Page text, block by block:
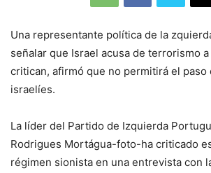
Una representante política de la
señalar que Israel acusa de terrorismo
critican, afirmó que no permitirá el paso
israelíes.
La líder del Partido de Izquierda
Rodrigues Mortágua-foto-ha criticado
régimen sionista en una entrevista con